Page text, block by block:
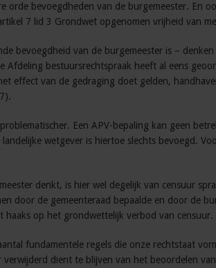
orde bevoegdheden van de burgemeester. En
7 lid 3 Grondwet opgenomen vrijheid van
bevoegdheid van de burgemeester is –
Afdeling bestuursrechtspraak heeft al eens
effect van de gedraging doet gelden,
Een APV-bepaling kan geen
wetgever is hiertoe slechts bevoegd.
denkt, is hier wel degelijk van censuur
door de gemeenteraad bepaalde en door de
haaks op het grondwettelijk verbod van censuur.
fundamentele regels die onze rechtstaat
verwijderd dient te blijven van het beoordelen